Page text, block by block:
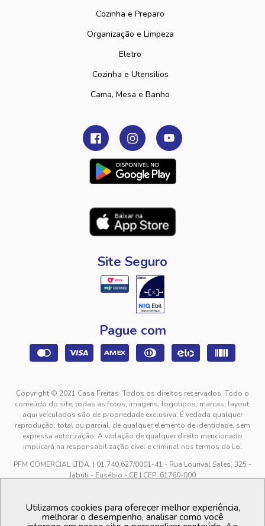
Cozinha e Preparo
Organização e Limpeza
Eletro
Cozinha e Utensilios
Cama, Mesa e Banho
Site Seguro
Pague com
Copyright © 2021 Casa Freitas. Todos os direitos reservados. Todo o
conteúdo do site, todas as fotos, imagens, logotipos, marcas, layout,
aqui veículados são de propriedade exclusiva. É vedada qualquer
reprodução, total ou parcial, de qualquer elemento de identidade, sem
expressa autorização. A violação de qualquer direito mencionado
implicará na responsabilização cível e criminal nos termos da Lei.
PFM COMERCIAL LTDA. | 01.740.627/0001-41 - Rua Lourival Sales, 325 -
Jabuti - Eusébio - CE | CEP: 61760-000
feriados.
Utilizamos cookies para oferecer melhor experiência,
melhorar o desempenho, analisar como você